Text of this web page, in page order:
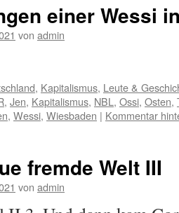
einer Wessi
von admin
, Kapitalismus, Leute &
, Jen, Kapitalismus, NBL , Ossi, Osten,
, Wessi, Wiesbaden | Kommentar
fremde Welt III
von admin